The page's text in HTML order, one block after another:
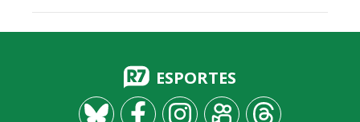
ESPORTES